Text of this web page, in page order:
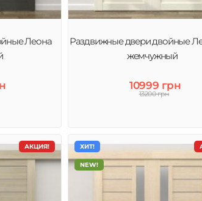
Леона
Раздвижные двери двойные
жемчужный
10999 грн
13200 грн
АКЦИЯ! ХИТ!
NEW!